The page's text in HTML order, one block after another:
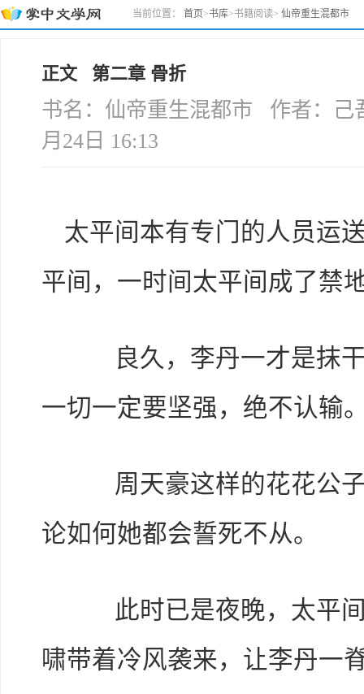
当前位置： 首页>书库>书籍阅读> 仙帝重生混都市
正文 第二章 骨折
书名：仙帝重生混都市 作者：己
月24日 16:13
太平间本有专门的人员运
平间，一时间太平间成了禁
良久，李丹一才是抹干
一切一定要坚强，绝不认输
周天豪这样的花花公子
论如何她都会誓死不从。
此时已是夜晚，太平间
啸带着冷风袭来，让李丹一